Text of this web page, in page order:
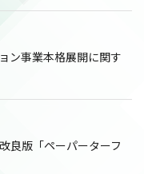
ン事業本格展開に関す
良版「ペーパーターフ